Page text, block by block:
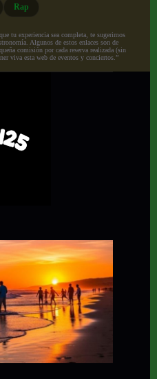
Rap
tu experiencia sea completa, te sugerimos
Algunos de estos enlaces son de
comisión por cada reserva realizada (sin
viva esta web de eventos y conciertos.”